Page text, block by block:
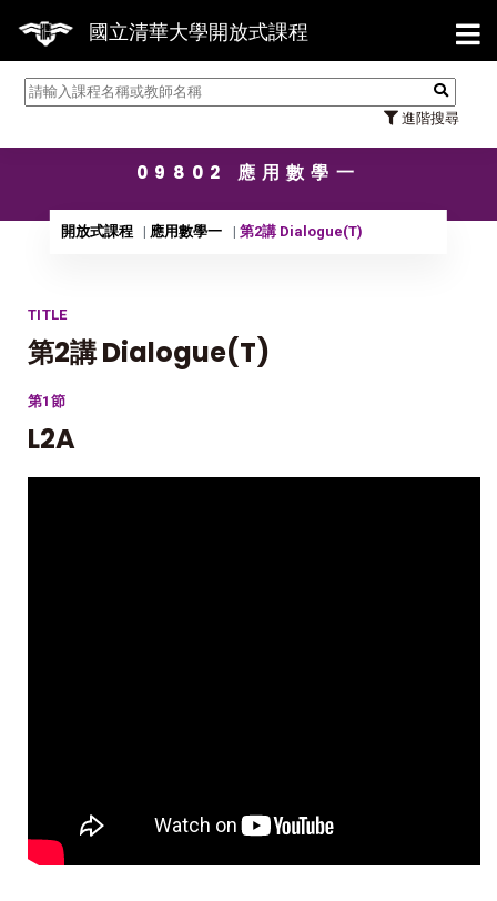
國立清華大學開放式課程
進階搜尋
【7/31】114學年度第
09802 應用數學一
開放式課程 應用數學一 第2講 Dialogue(T)
TITLE
第2講 Dialogue(T)
第1節
L2A